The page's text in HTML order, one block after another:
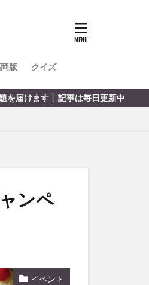
版 クイズ
毎日更新中
ンペ
イベント